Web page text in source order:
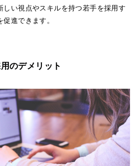
しい視点やスキルを持つ若手を採用す
進できます。
のデメリット